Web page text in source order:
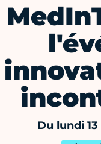
Du lundi